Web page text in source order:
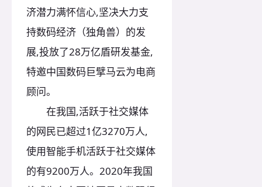
济潜力满怀信心,坚决大力支
持数码经济（独角兽）的发
展,投放了28万亿盾研发基金,
特邀中国数码巨擘马云为电商
顾问。
在我国,活跃于社交媒体
的网民已超过1亿3270万人,
使用智能手机活跃于社交媒体
的有9200万人。2020年我国